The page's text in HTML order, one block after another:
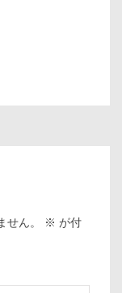
ん。 ※ が付